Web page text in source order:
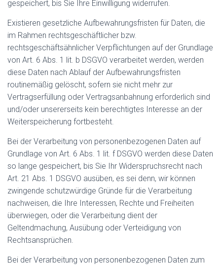
gespeichert, bis Sie Ihre Einwilligung widerrufen.
Existieren gesetzliche Aufbewahrungsfristen für Daten, die
im Rahmen rechtsgeschäftlicher bzw.
rechtsgeschäftsähnlicher Verpflichtungen auf der Grundlage
von Art. 6 Abs. 1 lit. b DSGVO verarbeitet werden, werden
diese Daten nach Ablauf der Aufbewahrungsfristen
routinemäßig gelöscht, sofern sie nicht mehr zur
Vertragserfüllung oder Vertragsanbahnung erforderlich sind
und/oder unsererseits kein berechtigtes Interesse an der
Weiterspeicherung fortbesteht.
Bei der Verarbeitung von personenbezogenen Daten auf
Grundlage von Art. 6 Abs. 1 lit. f DSGVO werden diese Daten
so lange gespeichert, bis Sie Ihr Widerspruchsrecht nach
Art. 21 Abs. 1 DSGVO ausüben, es sei denn, wir können
zwingende schutzwürdige Gründe für die Verarbeitung
nachweisen, die Ihre Interessen, Rechte und Freiheiten
überwiegen, oder die Verarbeitung dient der
Geltendmachung, Ausübung oder Verteidigung von
Rechtsansprüchen.
Bei der Verarbeitung von personenbezogenen Daten zum